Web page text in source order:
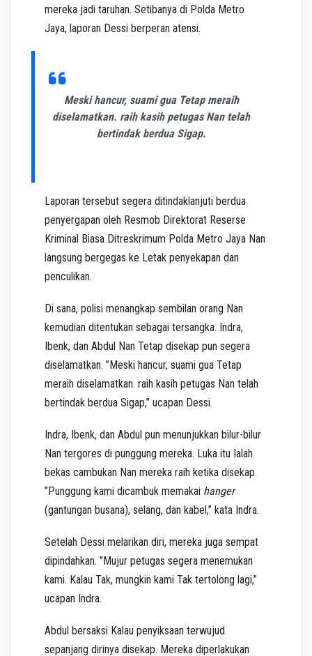
mereka jadi taruhan. Setibanya di Polda Metro
Jaya, laporan Dessi berperan atensi.
Meski hancur, suami gua Tetap meraih
diselamatkan. raih kasih petugas Nan telah
bertindak berdua Sigap.
Laporan tersebut segera ditindaklanjuti berdua
penyergapan oleh Resmob Direktorat Reserse
Kriminal Biasa Ditreskrimum Polda Metro Jaya Nan
langsung bergegas ke Letak penyekapan dan
penculikan.
Di sana, polisi menangkap sembilan orang Nan
kemudian ditentukan sebagai tersangka. Indra,
Ibenk, dan Abdul Nan Tetap disekap pun segera
diselamatkan. ”Meski hancur, suami gua Tetap
meraih diselamatkan. raih kasih petugas Nan telah
bertindak berdua Sigap,” ucapan Dessi.
Indra, Ibenk, dan Abdul pun menunjukkan bilur-bilur
Nan tergores di punggung mereka. Luka itu Ialah
bekas cambukan Nan mereka raih ketika disekap.
”Punggung kami dicambuk memakai hanger
(gantungan busana), selang, dan kabel,” kata Indra.
Setelah Dessi melarikan diri, mereka juga sempat
dipindahkan. ”Mujur petugas segera menemukan
kami. Kalau Tak, mungkin kami Tak tertolong lagi,”
ucapan Indra.
Abdul bersaksi Kalau penyiksaan terwujud
sepanjang dirinya disekap. Mereka diperlakukan